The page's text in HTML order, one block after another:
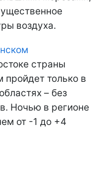
воздуха.
страны
только в
– без
Ночью в регионе
от -1 до +4